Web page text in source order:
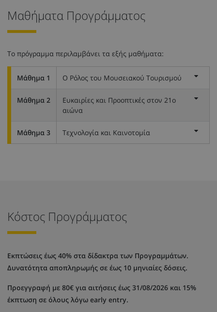
Μαθήματα Προγράμματος
Το πρόγραμμα περιλαμβάνει τα εξής μαθήματα:
Μάθημα 1 Ο Ρόλος του Μουσειακού Τουρισμού
Μάθημα 2
Ευκαιρίες και Προοπτικές στον 21ο
αιώνα
Μάθημα 3 Τεχνολογία και Καινοτομία
Κόστος Προγράμματος
Εκπτώσεις έως 40% στα δίδακτρα των Προγραμμάτων.
Δυνατότητα αποπληρωμής σε έως 10 μηνιαίες δόσεις.
Προεγγραφή με 80€ για αιτήσεις έως 31/08/2026 και 15%
έκπτωση σε όλους λόγω early entry.